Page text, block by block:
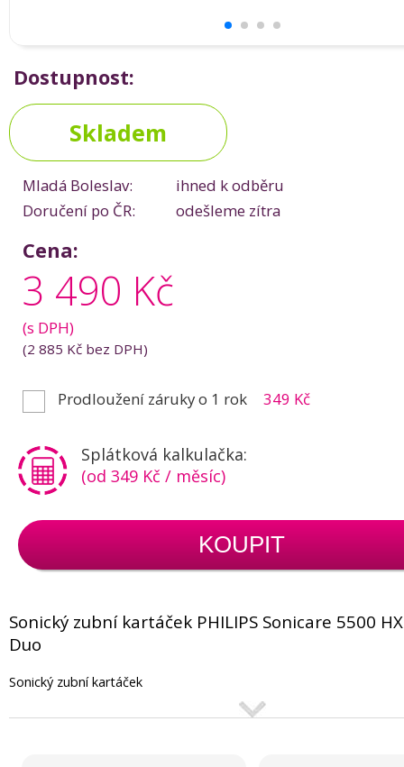
Dostupnost:
Skladem
Mladá Boleslav:
ihned k odběru
Doručení po ČR:
odešleme zítra
Cena:
3 490 Kč
(s DPH)
(2 885 Kč bez DPH)
Prodloužení záruky o 1 rok 349 Kč
Splátková kalkulačka:
(od 349 Kč / měsíc)
KOUPIT
Sonický zubní kartáček PHILIPS Sonicare 5500
Duo
Sonický zubní kartáček